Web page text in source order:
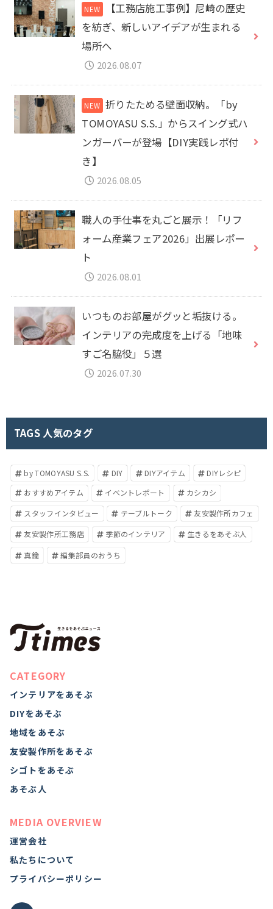
【工務店施工事例】尼崎の歴史
を紡ぎ、新しいアイデアが生まれる
場所へ
2026.08.07
折りたためる壁面収納。「by
TOMOYASU S.S.」からスイング式ハ
ンガーバーが登場【DIY実践レポ付
き】
2026.08.05
職人の手仕事を丸ごと展示！「リフ
ォーム産業フェア2026」出展レポー
ト
2026.08.01
いつものお部屋がグッと垢抜ける。
インテリアの完成度を上げる「地味
すご名脇役」５選
2026.07.30
TAGS 人気のタグ
by TOMOYASU S.S. DIY DIYアイテム
DIYレシピ
おすすめアイテム
イベントレポート
カシカシ
スタッフインタビュー
テーブルトーク
友安製作所カフェ
友安製作所工務店
季節のインテリア
生きるをあそぶ人
真鍮
編集部員のおうち
CATEGORY
インテリアをあそぶ
DIYをあそぶ
地域をあそぶ
友安製作所をあそぶ
シゴトをあそぶ
あそぶ人
MEDIA OVERVIEW
運営会社
私たちについて
プライバシーポリシー